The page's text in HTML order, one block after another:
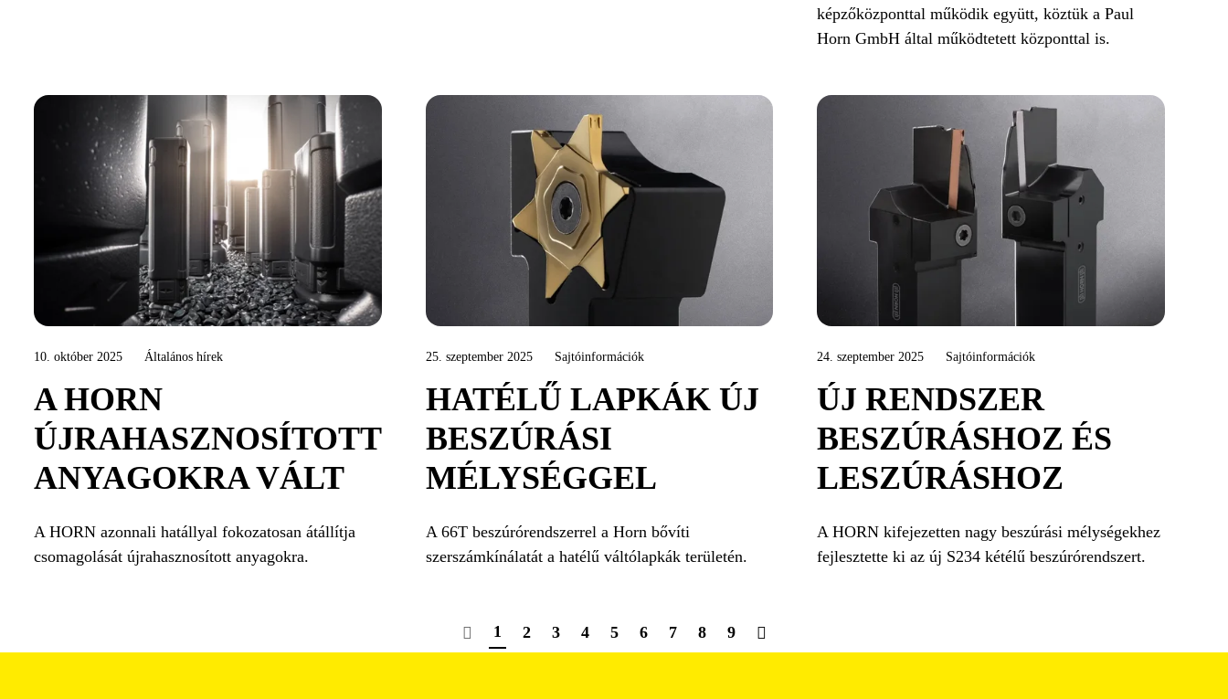
képzőközponttal működik együtt, köztük a Paul
Horn GmbH által működtetett központtal is.
10. október 2025 Általános hírek
A HORN
ÚJRAHASZNOSÍTOTT
ANYAGOKRA VÁLT
A HORN azonnali hatállyal fokozatosan átállítja
csomagolását újrahasznosított anyagokra.
25. szeptember 2025 Sajtóinformációk
HATÉLŰ LAPKÁK ÚJ
BESZÚRÁSI
MÉLYSÉGGEL
A 66T beszúrórendszerrel a Horn bővíti
szerszámkínálatát a hatélű váltólapkák területén.
24. szeptember 2025 Sajtóinformációk
ÚJ RENDSZER
BESZÚRÁSHOZ ÉS
LESZÚRÁSHOZ
A HORN kifejezetten nagy beszúrási mélységekhez
fejlesztette ki az új S234 kétélű beszúrórendszert.
1 2 3 4 5 6 7 8 9